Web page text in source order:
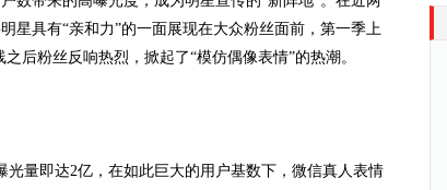
星具有“亲和力”的一面展现在大众粉丝面前，第一季上
后粉丝反响热烈，掀起了“模仿偶像表情”的热潮。
量即达2亿，在如此巨大的用户基数下，微信真人表情